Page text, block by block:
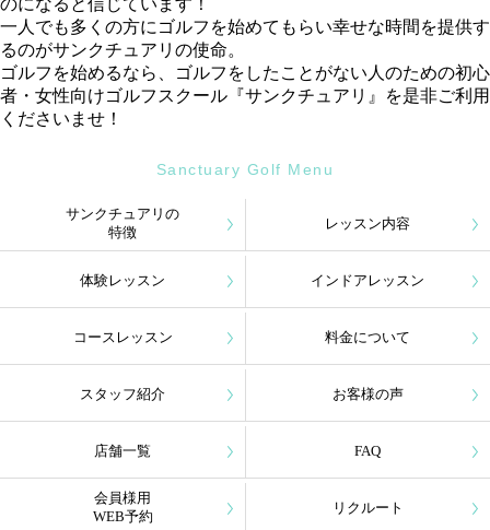
のになると信じています！
一人でも多くの方にゴルフを始めてもらい幸せな時間を提供す
るのがサンクチュアリの使命。
ゴルフを始めるなら、ゴルフをしたことがない人のための初心
者・女性向けゴルフスクール『サンクチュアリ』を是非ご利用
くださいませ！
Sanctuary Golf Menu
サンクチュアリの
特徴
レッスン内容
体験レッスン インドアレッスン
コースレッスン 料金について
スタッフ紹介 お客様の声
店舗一覧 FAQ
会員様用
WEB予約
リクルート